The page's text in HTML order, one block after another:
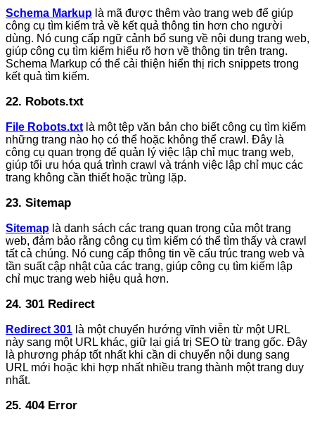
Schema Markup là mã được thêm vào trang web để giúp
công cụ tìm kiếm trả về kết quả thông tin hơn cho người
dùng. Nó cung cấp ngữ cảnh bổ sung về nội dung trang web,
giúp công cụ tìm kiếm hiểu rõ hơn về thông tin trên trang.
Schema Markup có thể cải thiện hiển thị rich snippets trong
kết quả tìm kiếm.
22. Robots.txt
File Robots.txt là một tệp văn bản cho biết công cụ tìm kiếm
những trang nào họ có thể hoặc không thể crawl. Đây là
công cụ quan trọng để quản lý việc lập chỉ mục trang web,
giúp tối ưu hóa quá trình crawl và tránh việc lập chỉ mục các
trang không cần thiết hoặc trùng lặp.
23. Sitemap
Sitemap là danh sách các trang quan trọng của một trang
web, đảm bảo rằng công cụ tìm kiếm có thể tìm thấy và crawl
tất cả chúng. Nó cung cấp thông tin về cấu trúc trang web và
tần suất cập nhật của các trang, giúp công cụ tìm kiếm lập
chỉ mục trang web hiệu quả hơn.
24. 301 Redirect
Redirect 301 là một chuyển hướng vĩnh viễn từ một URL
này sang một URL khác, giữ lại giá trị SEO từ trang gốc. Đây
là phương pháp tốt nhất khi cần di chuyển nội dung sang
URL mới hoặc khi hợp nhất nhiều trang thành một trang duy
nhất.
25. 404 Error